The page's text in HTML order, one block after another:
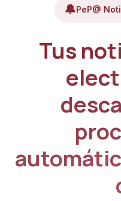
🔔PeP@
Tus